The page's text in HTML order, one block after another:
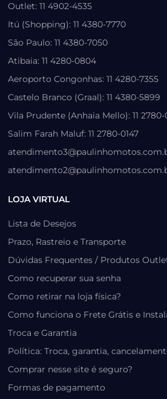
Outlet: 11 4902-4535
Itú (Shopping): 11 4380-7770
São Paulo: 11 4380-7050
Atibaia: 11 4280-0804
Aeroporto Congonhas: 11 4280-7355
Castelo Branco (Graal): 11 4380-5899
Vila Prudente (Anhaia Mello): 11 2780-
Salim Farah Maluf: 11 2780-0147
LOJA VIRTUAL
Lista de Desejos
Prazo, Rastreio e Transporte
Dúvidas Frequentes / Produtos
Como recuperar sua senha
Como retirar na loja física?
Como funciona o Frete Grátis e
Troca e Garantia
Política: Troca, garantia,
Comprar nesse site é seguro?
Formas de pagamento